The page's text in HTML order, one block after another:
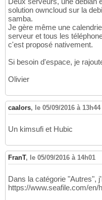
solution owncloud sur la
samba.
Je gère même une
serveur et tous les
c'est proposé nativement.
Si besoin d'espace, je
Olivier
caalors, le 05/09/2016 à 13h44
Un kimsufi et Hubic
FranT, le 05/09/2016 à 14h01
Dans la catégorie "Autres",
https://www.seafile.com/